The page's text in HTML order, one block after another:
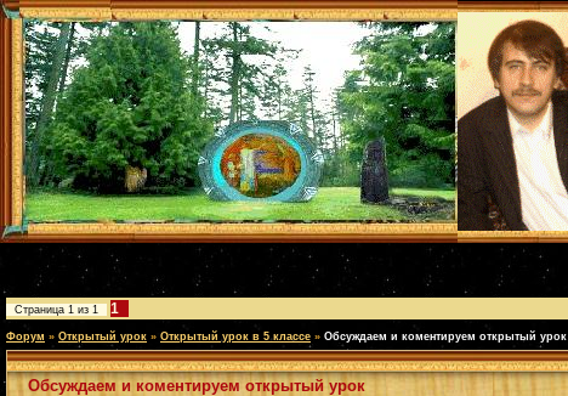
Страница 1 из 1 1
Форум » Открытый урок » Открытый урок в 5 классе » Обсуждаем и коментируем открытый урок
Обсуждаем и коментируем открытый урок